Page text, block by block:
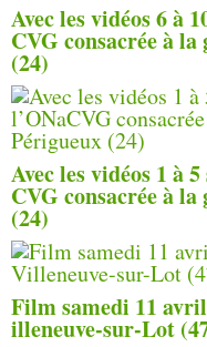
Avec les vidéos 6 à
CVG consacrée à
(24)
Avec les vidéos 1 à
CVG consacrée à
(24)
Film samedi 11
illeneuve-sur-Lot